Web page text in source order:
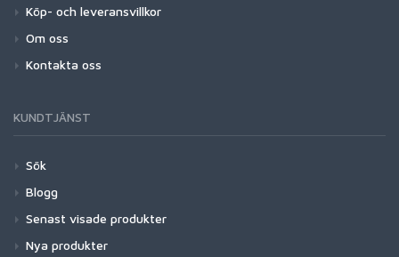
Köp- och leveransvillkor
Om oss
Kontakta oss
KUNDTJÄNST
Sök
Blogg
Senast visade produkter
Nya produkter